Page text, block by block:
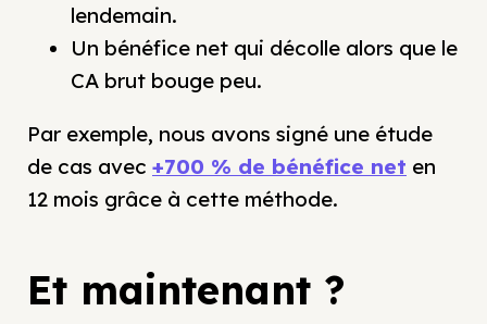
lendemain.
Un bénéfice net qui décolle alors que le
CA brut bouge peu.
Par exemple, nous avons signé une étude
de cas avec +700 % de bénéfice net en
12 mois grâce à cette méthode.
Et maintenant ?